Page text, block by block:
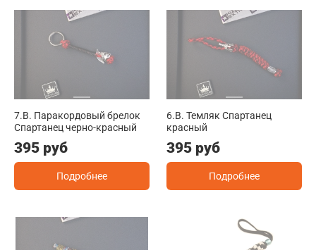
7.B. Паракордовый брелок
Спартанец черно-красный
395 руб
Подробнее
6.B. Темляк Спартанец
красный
395 руб
Подробнее